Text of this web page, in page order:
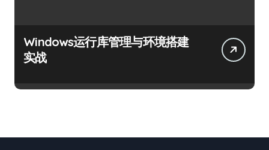
Windows运行库管理与环境搭建
实战